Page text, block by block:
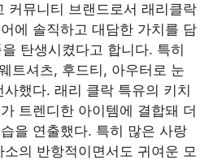
커뮤니티 브랜드로서 래리클락
에 솔직하고 대담한 가치를 담
탄생시켰다고 합니다. 특히
트셔츠, 후드티, 아우터로 눈
했다. 래리 클락 특유의 키치
트렌디한 아이템에 결합돼 더
을 연출했다. 특히 많은 사랑
의 반항적이면서도 귀여운 모